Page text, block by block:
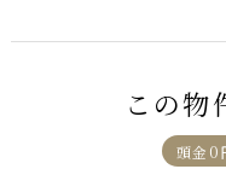
この物
頭金0